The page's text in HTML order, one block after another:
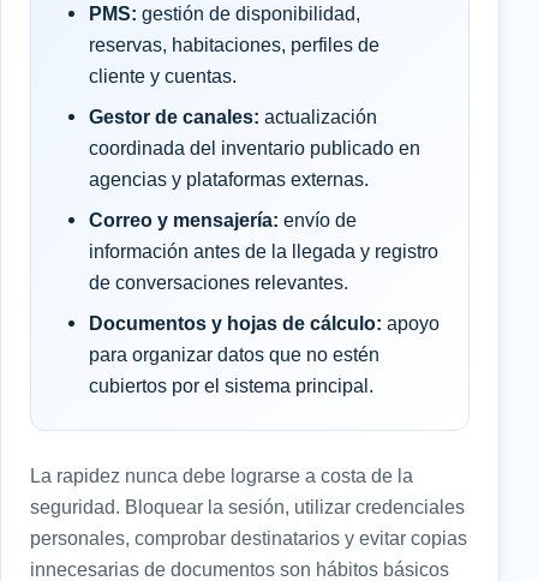
PMS: gestión de disponibilidad,
reservas, habitaciones, perfiles de
cliente y cuentas.
Gestor de canales: actualización
coordinada del inventario publicado en
agencias y plataformas externas.
Correo y mensajería: envío de
información antes de la llegada y registro
de conversaciones relevantes.
Documentos y hojas de cálculo: apoyo
para organizar datos que no estén
cubiertos por el sistema principal.
La rapidez nunca debe lograrse a costa de la
seguridad. Bloquear la sesión, utilizar credenciales
personales, comprobar destinatarios y evitar copias
innecesarias de documentos son hábitos básicos